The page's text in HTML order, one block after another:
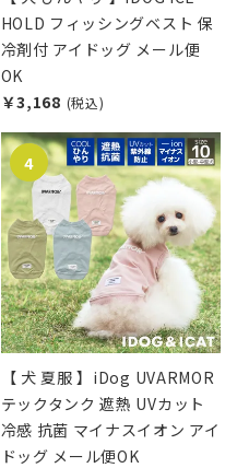
HOLD フィッシングベスト 保
冷剤付 アイドッグ メール便
OK
￥3,168 (税込)
【 犬 夏服 】iDog UVARMOR
テックタンク 遮熱 UVカット
冷感 抗菌 マイナスイオン アイ
ドッグ メール便OK